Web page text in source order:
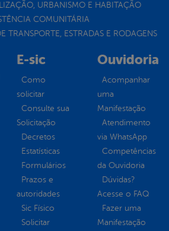
URBANISMO E HABITAÇÃO
COMUNITÁRIA
TRANSPORTE, ESTRADAS E RODAGENS
E-sic
Como
solicitar
Consulte sua
Solicitação
Decretos
Estatísticas
Formulários
Prazos e
autoridades
Sic Físico
Solicitar
Ouvidoria
Acompanhar
uma
Manifestação
Atendimento
via WhatsApp
Competências
da Ouvidoria
Dúvidas?
Acesse o FAQ
Fazer uma
Manifestação